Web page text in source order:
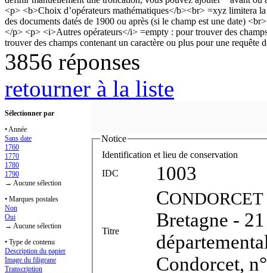
3856 réponses
retourner à la liste
Sélectionner par
• Année
Sans date
1760
1770
1780
1790
→ Aucune sélection
• Marques postales
Non
Oui
→ Aucune sélection
• Type de contenu
Description du papier
Image du filigrane
Transcription
Notice
Identification et lieu de conservation
IDC
1003
Titre
CONDORCET
Bretagne -
Condorcet,